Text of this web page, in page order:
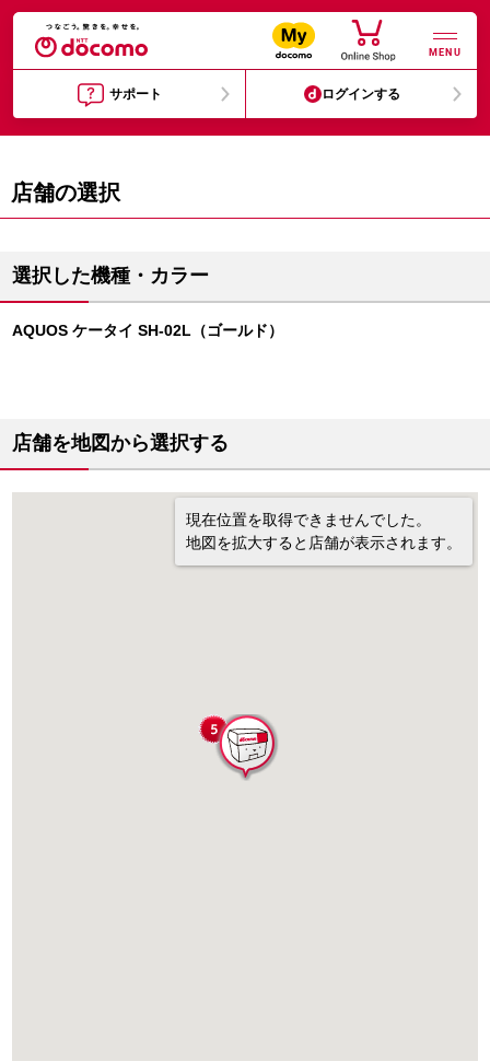
MENU
サポート ログインする
店舗の選択
選択した機種・カラー
AQUOS ケータイ SH-02L（ゴールド）
店舗を地図から選択する
現在位置を取得できませんでした。
地図を拡大すると店舗が表示されます。